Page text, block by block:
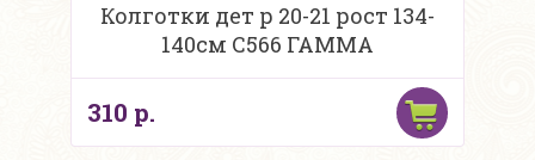
Колготки дет р 20-21 рост 134-
140см С566 ГАММА
310 р.